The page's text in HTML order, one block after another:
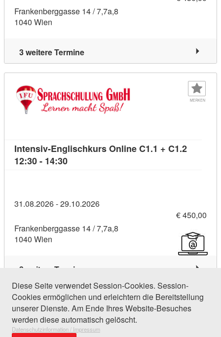
Frankenberggasse 14 / 7,7a,8
1040 Wien
3 weitere Termine
MERKEN
Intensiv-Englischkurs Online C1.1 + C1.2
12:30 - 14:30Kursdetail: Intensiv-Englischkurs Online
31.08.2026 - 29.10.2026
€ 450,00
Frankenberggasse 14 / 7,7a,8
1040 Wien
3 weitere Termine
125 Einträge gefunden (1 von 6)
Diese Seite verwendet Session-Cookies. Session-
Cookies ermöglichen und erleichtern die Bereitstellung
unserer Dienste. Am Ende Ihres Website-Besuches
werden diese automatisch gelöscht.
Datenschutzinformation / Impressum